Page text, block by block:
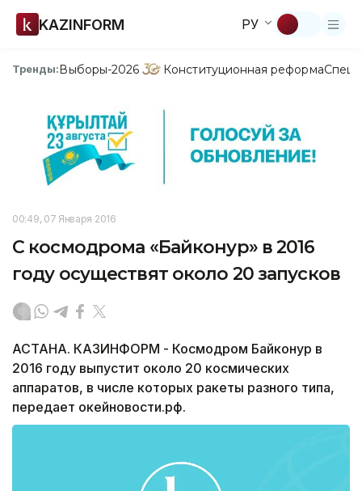
KAZINFORM РУ
Тренды:Выборы-2026 Конституционная реформа
00:49, 07 Января 2016
С космодрома «Байконур» в 2016
году осуществят около 20 запусков
АСТАНА. КАЗИНФОРМ - Космодром Байконур в
2016 году выпустит около 20 космических
аппаратов, в числе которых ракеты разного типа,
передает окейновости.рф.